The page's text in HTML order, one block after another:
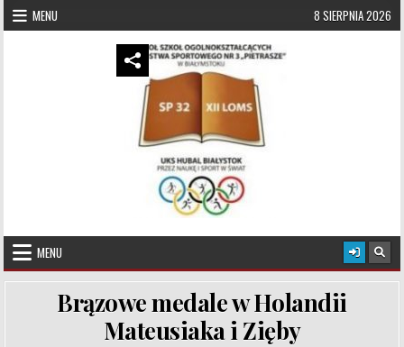
Skip to content
MENU 8 SIERPNIA 2026
UKS Hubal Białystok
MENU
Brązowe medale w Holandii
Mateusiaka i Zięby